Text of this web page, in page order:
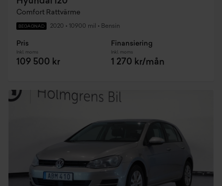
Comfort Rattvärme
BEGAGNAD 2020 • 10900 mil • Bensin
Pris
Inkl. moms
109 500 kr
Finansiering
Inkl. moms
1 270 kr/mån